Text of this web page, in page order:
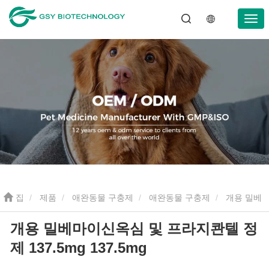
집 제품 애완동물 구충제 애완동물 구충제
마이신옥심 및 프라지콴텔 정제 137.5mg 137.5mg
개용 밀베마이신옥심 및 프라지콴텔 정
제 137.5mg 137.5mg